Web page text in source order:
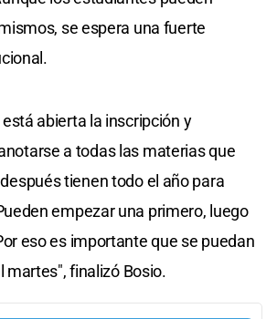
se espera una fuerte
abierta la inscripción y
a todas las materias que
tienen todo el año para
empezar una primero, luego
eso es importante que se puedan
martes", finalizó Bosio.